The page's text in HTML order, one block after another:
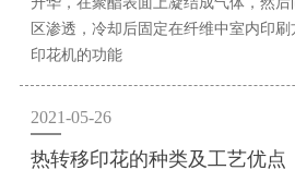
区渗透，冷却后固定在纤维中室内印
印花机的功能
2021-05-26
热转移印花的种类及工艺优点